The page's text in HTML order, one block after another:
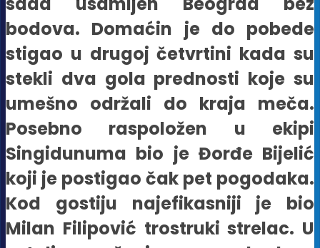
bodova. Domaćin je do pobede
stigao u drugoj četvrtini kada su
stekli dva gola prednosti koje su
umešno održali do kraja meča.
Posebno raspoložen u ekipi
Singidunuma bio je Đorđe Bijelić
koji je postigao čak pet pogodaka.
Kod gostiju najefikasniji je bio
Milan Filipović trostruki strelac. U